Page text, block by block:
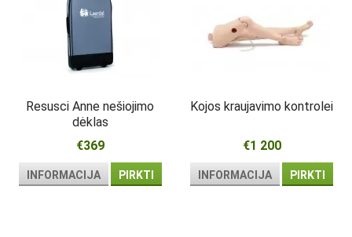
Resusci Anne nešiojimo
dėklas
€369
INFORMACIJA PIRKTI
Kojos kraujavimo kontrolei
€1 200
INFORMACIJA PIRKTI